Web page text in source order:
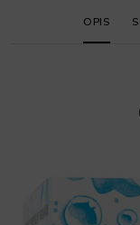
OPIS